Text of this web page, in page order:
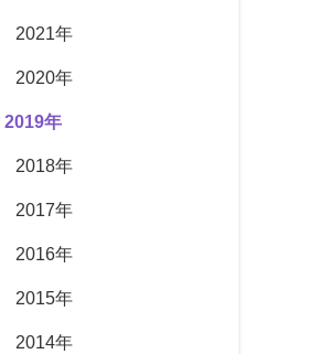
2021年
2020年
2019年
2018年
2017年
2016年
2015年
2014年